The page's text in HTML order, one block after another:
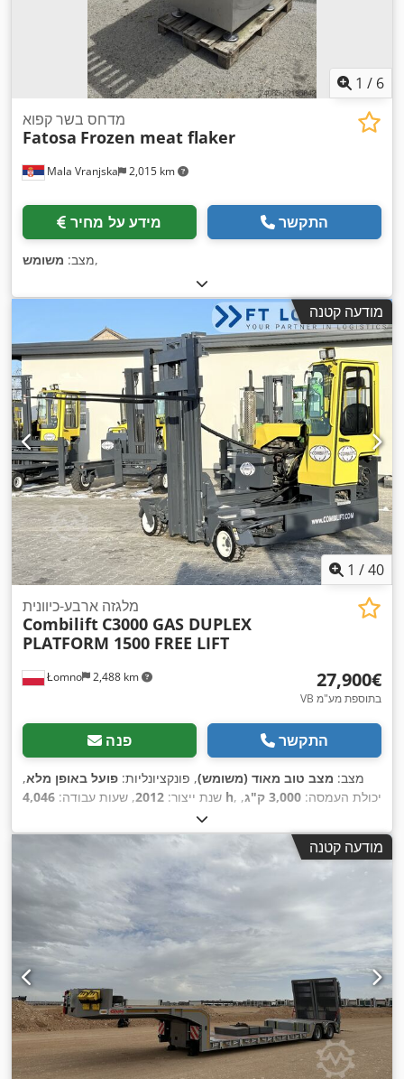
1 / 6
Mala Vranjska 2,015 km
מדחס בשר קפוא
Fatosa Frozen meat flaker
מידע על מחיר התקשר
מצב: משומש ,
מודעה קטנה
1 /40
Łomno 2,488 km
מלגזה ארבע-כיוונית
Combilift C3000 GAS DUPLEX
PLATFORM 1500 FREE LIFT
‏27,900 ‏€
VB בתוספת מע"מ
פנה התקשר
מצב: מצב טוב מאוד (משומש), פונקציונליות: פועל באופן מלא,
שנת ייצור: 2012, שעות עבודה: 4,046 h , יכולת העמסה: 3,000 ק"ג
,
, הרמה חופשית:
600 מ"מ
, סוג דלק:דיזל, סוג תורן:דוּפּלֶקס, גובה בנייה:2,600
, סוג תמסורת: הידרוסטטי
, רוחב מסגרת
המזלג:
1,200 מ"מ , אורך המזלג:1,600 מ"מ 150 מ"מ
, מצב הצמיגים: 100 אחוז
, סוג צמיג קדמי:
צמיגים מוצקים (שחורים)
, גודל הצמיג הקדמי: 200/50-10
צמיגים מוצקים (שחורים), גודל צמיג אחורי:
12
, משקל כולל: , משקל עצמי:5,250 ק"ג
, גובה כולל:
2,350 מ"מ
, אורך כולל: 1,950 מ"מ
, צבע:
היסט צד, הנעה בכל הגלגלים, סימון CE, קְלָפוֹת מַזְלֵג
(forks for pallets), תא נהג, תאורה,
מודעה קטנה